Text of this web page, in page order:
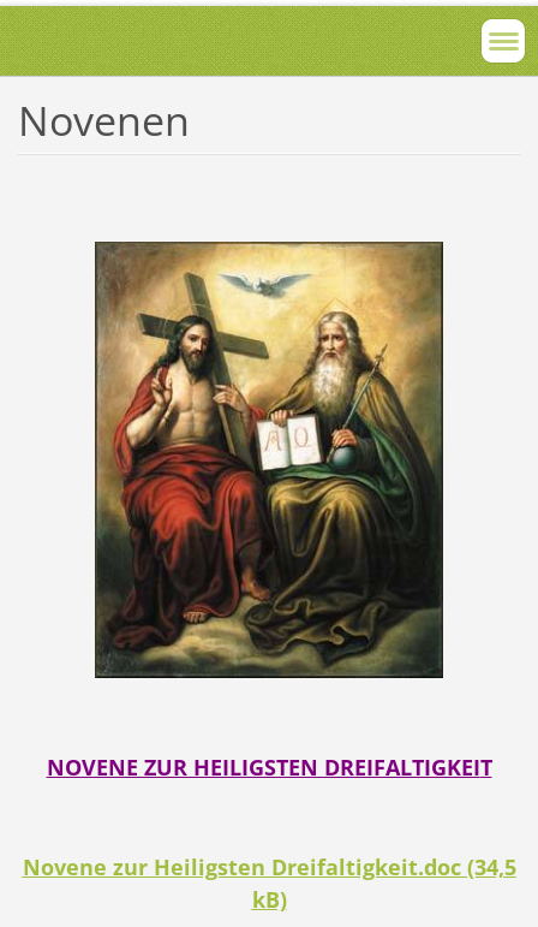
Novenen
NOVENE ZUR HEILIGSTEN DREIFALTIGKEIT
Novene zur Heiligsten Dreifaltigkeit.doc (34,5
kB)